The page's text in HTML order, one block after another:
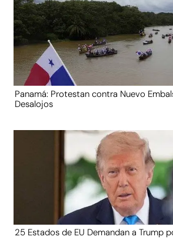
Panamá: Protestan contra Nuevo
Desalojos
25 Estados de EU Demandan a Trump